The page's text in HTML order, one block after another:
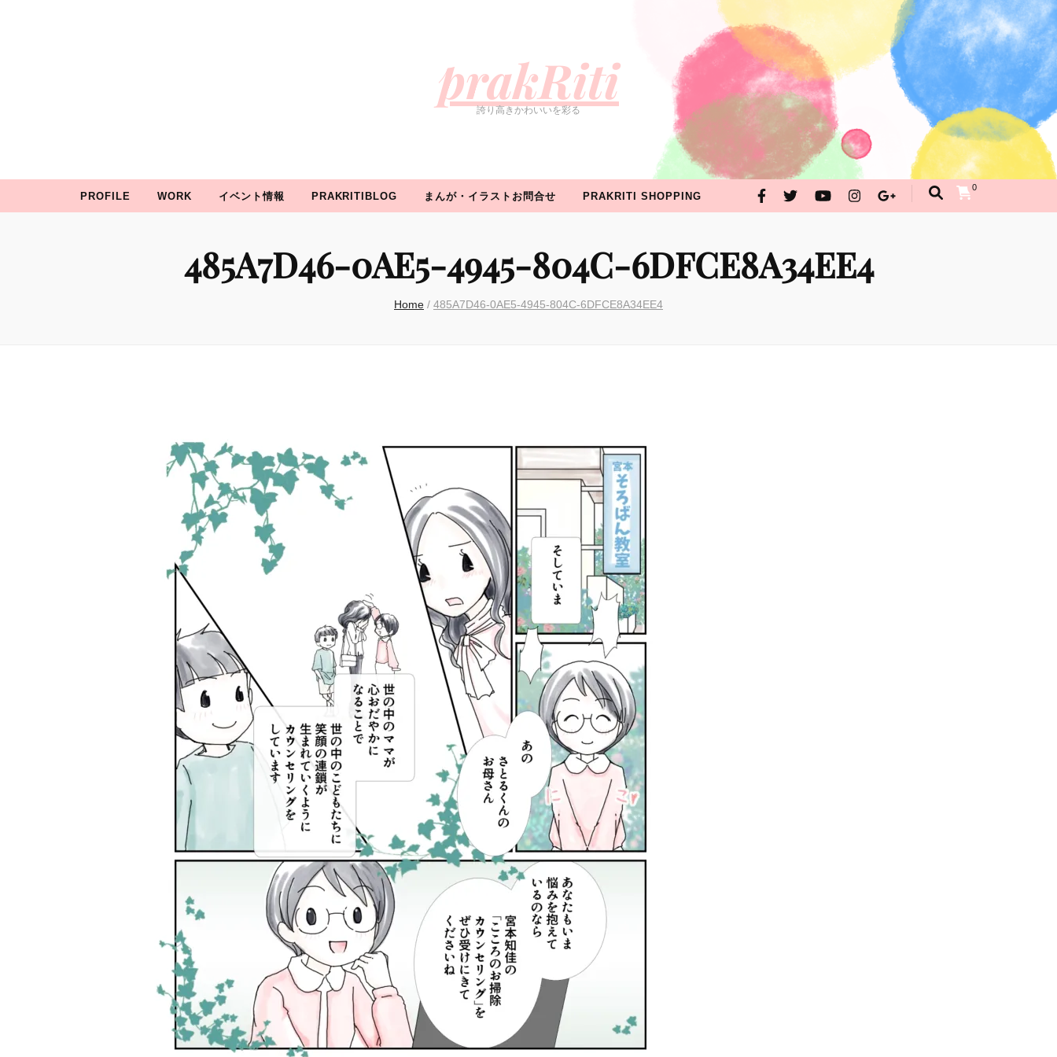
prakRiti
誇り高きかわいいを彩る
PROFILE WORK イベント情報 PRAKRITIBLOG まんが・イラストお問合せ PRAKRITI SHOPPING
0
まんが・イラストお問合せ PRAKRITI SHOPPING
485A7D46-0AE5-4945-804C-6DFCE8A34EE4
Home / 485A7D46-0AE5-4945-804C-6DFCE8A34EE4